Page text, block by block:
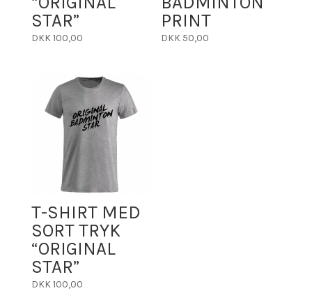
STAR”
DKK100,00
PRINT
DKK 50,00
T-SHIRT MED
SORT TRYK
“ORIGINAL
STAR”
DKK100,00